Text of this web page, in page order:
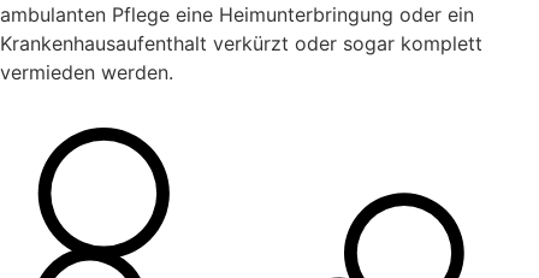
ambulanten Pflege eine Heimunterbringung oder ein
Krankenhausaufenthalt verkürzt oder sogar komplett
vermieden werden.